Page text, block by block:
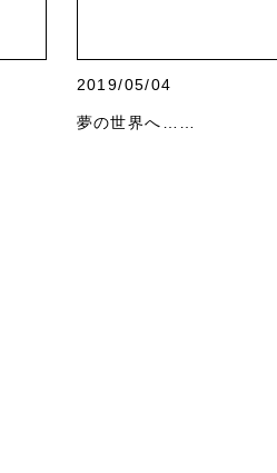
2019/05/04
夢の世界へ……